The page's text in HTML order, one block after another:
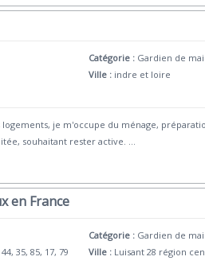
Catégorie : Gardien de
Ville : indre et loire
je m'occupe du ménage,
souhaitant rester active.
en France
35, 85, 17, 79
Catégorie : Gardien de
Ville : Luisant 28 région